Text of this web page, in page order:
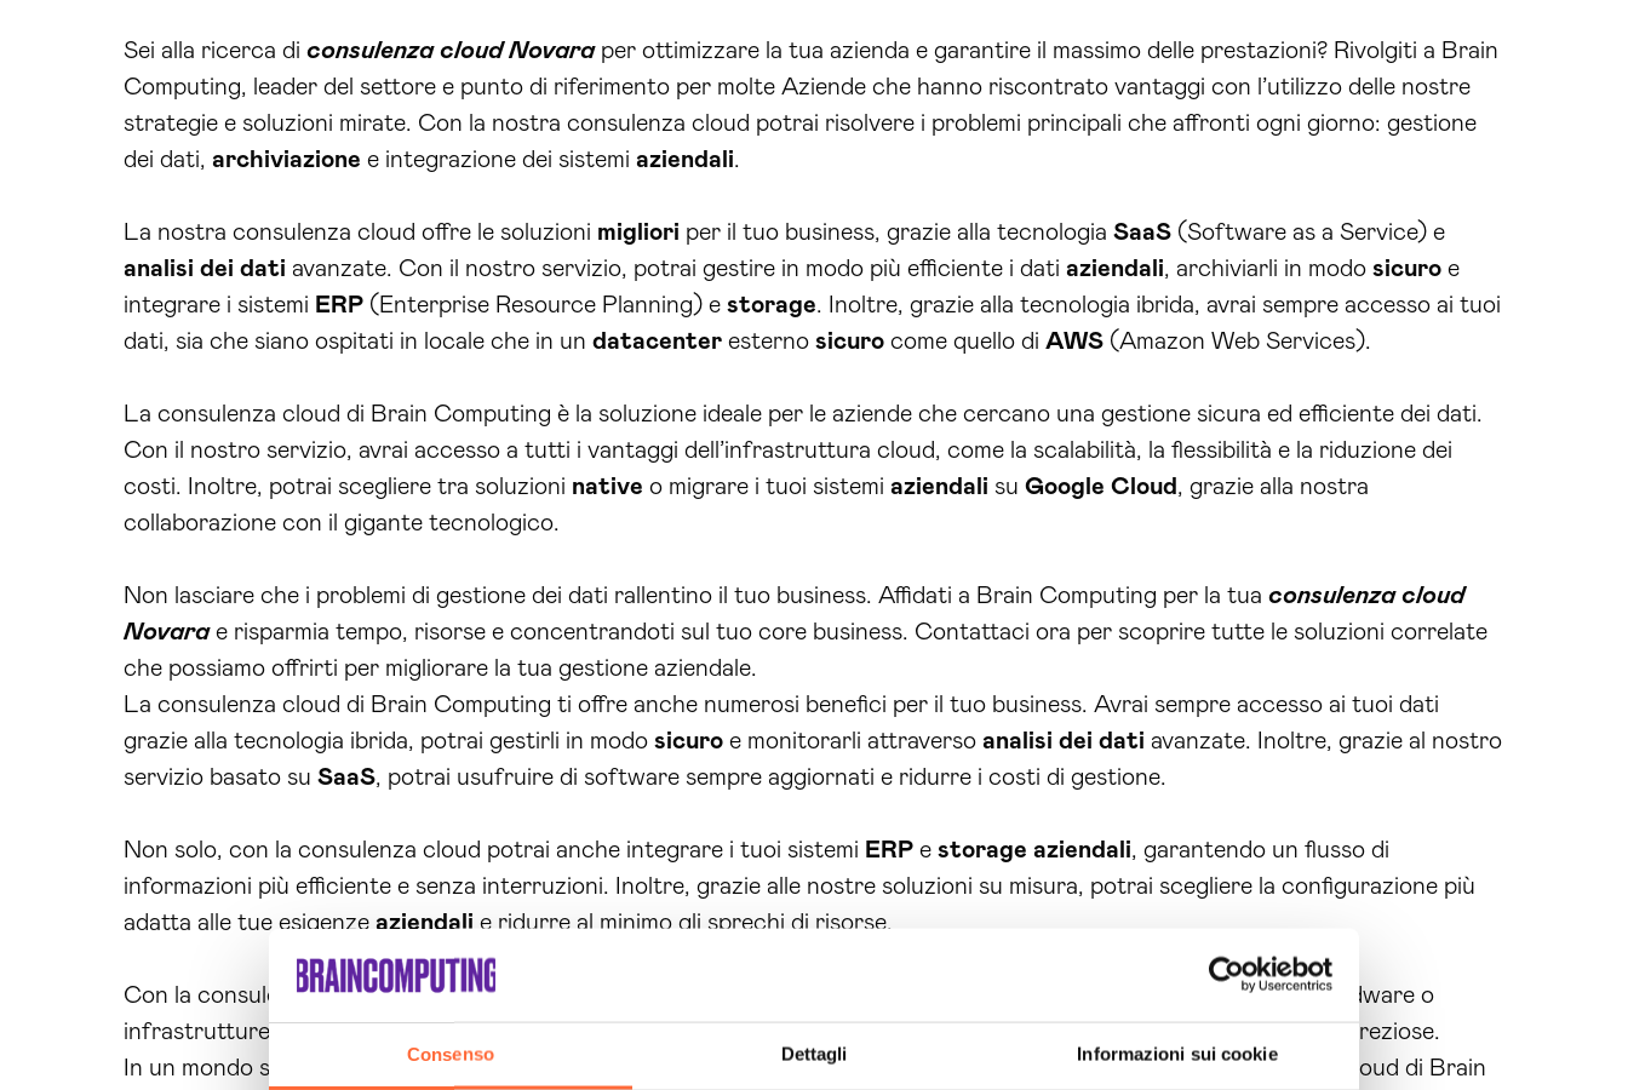
Consenso Dettagli Informazioni sui cookie
Sei alla ricerca di consulenza cloud Novaraper ottimizzare la tua azienda e garantire il massimo delle prestazioni? Rivolgiti a Brain
Computing, leader del settore e punto di riferimento per molte Aziende che hanno riscontrato vantaggi con l’utilizzo delle nostre
strategie e soluzioni mirate. Con la nostra consulenza cloud potrai risolvere i problemi principali che affronti ogni giorno: gestione
dei dati, archiviazione e integrazione dei sistemi aziendali.
La nostra consulenza cloud offre le soluzioni migliori per il tuo business, grazie alla tecnologia SaaS (Software as a Service) e
analisi dei dati avanzate. Con il nostro servizio, potrai gestire in modo più efficiente i dati aziendali, archiviarli in modo sicuro e
integrare i sistemi ERP (Enterprise Resource Planning) e storage. Inoltre, grazie alla tecnologia ibrida, avrai sempre accesso ai tuoi
dati, sia che siano ospitati in locale che in un datacenter esterno sicuro come quello di AWS (Amazon Web Services).
La consulenza cloud di Brain Computing è la soluzione ideale per le aziende che cercano una gestione sicura ed efficiente dei dati.
Con il nostro servizio, avrai accesso a tutti i vantaggi dell’infrastruttura cloud, come la scalabilità, la flessibilità e la riduzione dei
costi. Inoltre, potrai scegliere tra soluzioni native o migrare i tuoi sistemi aziendali su Google Cloud , grazie alla nostra
collaborazione con il gigante tecnologico.
Non lasciare che i problemi di gestione dei dati rallentino il tuo business. Affidati a Brain Computing per la tua consulenza cloud
Novarae risparmia tempo, risorse e concentrandoti sul tuo core business. Contattaci ora per scoprire tutte le soluzioni correlate
che possiamo offrirti per migliorare la tua gestione aziendale.
La consulenza cloud di Brain Computing ti offre anche numerosi benefici per il tuo business. Avrai sempre accesso ai tuoi dati
grazie alla tecnologia ibrida, potrai gestirli in modo sicuro e monitorarli attraverso analisi dei dati avanzate. Inoltre, grazie al nostro
servizio basato su SaaS, potrai usufruire di software sempre aggiornati e ridurre i costi di gestione.
Non solo, con la consulenza cloud potrai anche integrare i tuoi sistemi ERP e storage aziendali, garantendo un flusso di
informazioni più efficiente e senza interruzioni. Inoltre, grazie alle nostre soluzioni su misura, potrai scegliere la configurazione più
adatta alle tue esigenze aziendali e ridurre al minimo gli sprechi di risorse.
Con la consulenza cloud di Brain Computing, potrai ottenere tutti questi benefici senza dover investire in costosi hardware o
infrastrutture. Affidati ai nostri esperti per garantire una gestione ottimale dei tuoi dati e risparmiare tempo e risorse preziose.
In un mondo sempre più digitale, la gestione dei dati è fondamentale per il successo di un’azienda. Con la consulenza cloud di Brain